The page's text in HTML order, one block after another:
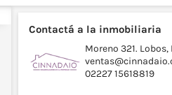
Contactá a la inmobiliaria
Moreno 321.
02227 15618819